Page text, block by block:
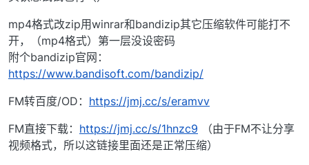
mp4格式改zip用winrar和bandizip其它压缩软件可能打不
开，（mp4格式）第一层没设密码
附个bandizip官网：
https://www.bandisoft.com/bandizip/
FM转百度/OD： https://jmj.cc/s/eramvv
FM直接下载： https://jmj.cc/s/1hnzc9 （由于FM不让分享
视频格式，所以这链接里面还是正常压缩）